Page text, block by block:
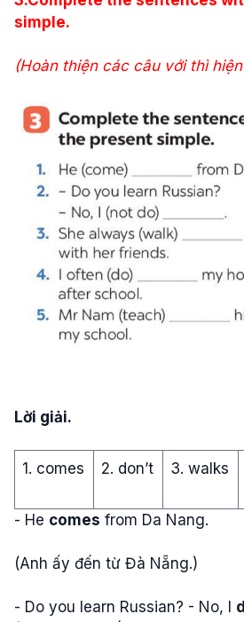
simple.
(Hoàn thiện các câu với thì
Lời giải.
1. comes 2. don’t 3. walks
- He comes from Da Nang.
(Anh ấy đến từ Đà Nẵng.)
- Do you learn Russian? - No, I